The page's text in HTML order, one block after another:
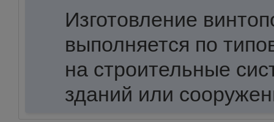
Изготовление
выполняется по
на строительные
зданий или